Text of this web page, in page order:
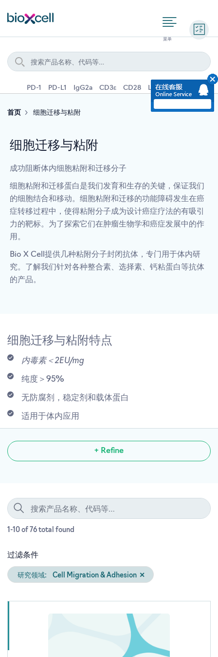
PD-1 PD-L1 IgG2a CD3ε CD28 Ly6G IFNγ IL-4
首页 细胞迁移与粘附
细胞迁移与粘附
成功阻断体内细胞粘附和迁移分子
细胞粘附和迁移蛋白是我们发育和生存的关键，保证我们
的细胞结合和移动。细胞粘附和迁移的功能障碍发生在癌
症转移过程中，使得粘附分子成为设计癌症疗法的有吸引
力的靶标。为了探索它们在肿瘤生物学和癌症发展中的作
用。
Bio X Cell提供几种粘附分子封闭抗体，专门用于体内研
究。了解我们针对各种整合素、选择素、钙粘蛋白等抗体
的产品。
细胞迁移与粘附特点
内毒素＜2EU/mg
纯度＞95%
无防腐剂，稳定剂和载体蛋白
适用于体内应用
+ Refine
1-10 of 76 total found
过滤条件
研究领域: Cell Migration & Adhesion ✕